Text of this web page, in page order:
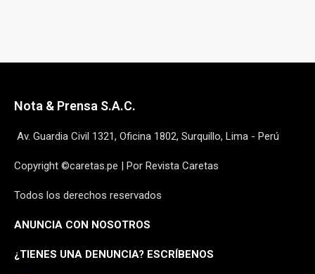
Nota & Prensa S.A.C.
Av. Guardia Civil 1321, Oficina 1802, Surquillo, Lima - Perú
Copyright ©caretas.pe | Por Revista Caretas
Todos los derechos reservados
ANUNCIA CON NOSOTROS
¿TIENES UNA DENUNCIA? ESCRÍBENOS